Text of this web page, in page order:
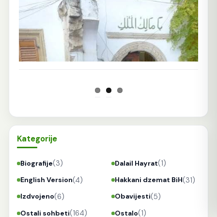
Prethodna Sljedeća
Kategorije
Biografije(3) Dalail Hayrat(1)
English Version(4) Hakkani dzemat BiH(31)
Izdvojeno(6) Obavijesti(5)
Ostali sohbeti(164) Ostalo(1)